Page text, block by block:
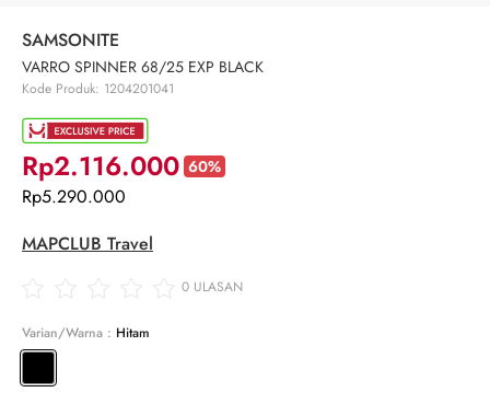
SAMSONITE
VARRO SPINNER 68/25 EXP BLACK
Kode Produk: 1204201041
Rp2.116.000 60%
Rp5.290.000
MAPCLUB Travel
0 ULASAN
Varian/Warna : Hitam